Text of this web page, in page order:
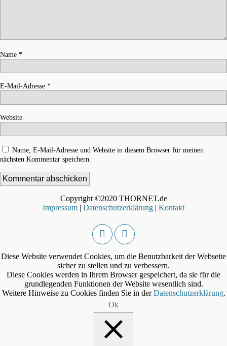
Name *
E-Mail-Adresse *
Website
Name, E-Mail-Adresse und Website in diesem Browser für meinen
nächsten Kommentar speichern.
Copyright ©2020 THORNET.de
Impressum | Datenschutzerklärung | Kontakt
Diese Website verwendet Cookies, um die Benutzbarkeit der Webseite
sicher zu stellen und zu verbessern.
Diese Cookies werden in Ihrem Browser gespeichert, da sie für die
grundlegenden Funktionen der Website wesentlich sind.
Weitere Hinweise zu Cookies finden Sie in derDatenschutzerklärung.
Ok